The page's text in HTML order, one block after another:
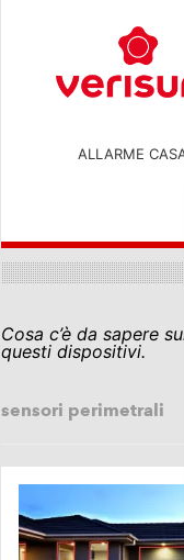
ALLARME
Cosa c’è da sapere
questi dispositivi.
sensori perimetrali